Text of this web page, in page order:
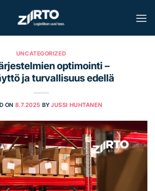
UNCATEGORIZED
optimointi –
ja turvallisuus edellä
ON 8.7.2025 BYJUSSI HUHTANEN